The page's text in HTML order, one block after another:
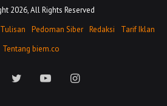
2026, All Rights Reserved
Pedoman Siber Redaksi
Tarif Iklan
Tentang biem.co
FacebookTwitter YouTubeInstagram